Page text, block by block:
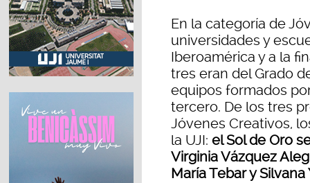
En la categoría de
universidades y
Iberoamérica y a la
tres eran del Grado
equipos formados
tercero. De los tres
Jóvenes Creativos,
la UJI: el Sol de Oro
Virginia Vázquez
María Tebar y